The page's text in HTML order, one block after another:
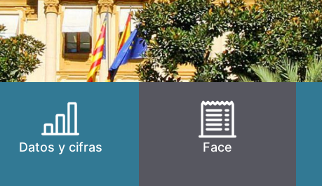
Datos y cifras Face